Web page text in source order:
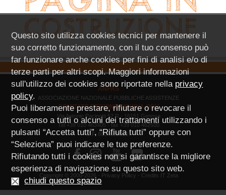
ANPAS
ASSOCIAZIONE NAZIONALE PUBBLICHE ASSISTENZE
COMITATO REGIONE LIGURIA ODV
Via Antonio Pacinotti 52 R - 16151 Genova
Tel +39 010 463405 - fax +39 010 462500
C.F. 80046830107
  
Copyright © 2000-2026 - Privacy Policy - Credits IT Zeta
Questo sito utilizza cookies tecnici per mantenere il
suo corretto funzionamento, con il tuo consenso può
far funzionare anche cookies per fini di analisi e/o di
terze parti per altri scopi. Maggiori informazioni
sull'utilizzo dei cookies sono riportate nella privacy
policy.
Puoi liberamente prestare, rifiutare o revocare il
consenso a tutti o alcuni dei trattamenti utilizzando i
pulsanti “Accetta tutti”, “Rifiuta tutti” oppure con
“Seleziona” puoi indicare le tue preferenze.
Rifiutando tutti i cookies non si garantisce la migliore
esperienza di navigazione su questo sito web.
chiudi questo spazio